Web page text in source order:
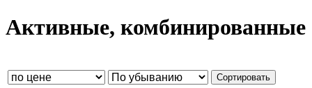
Активные, комбинированные